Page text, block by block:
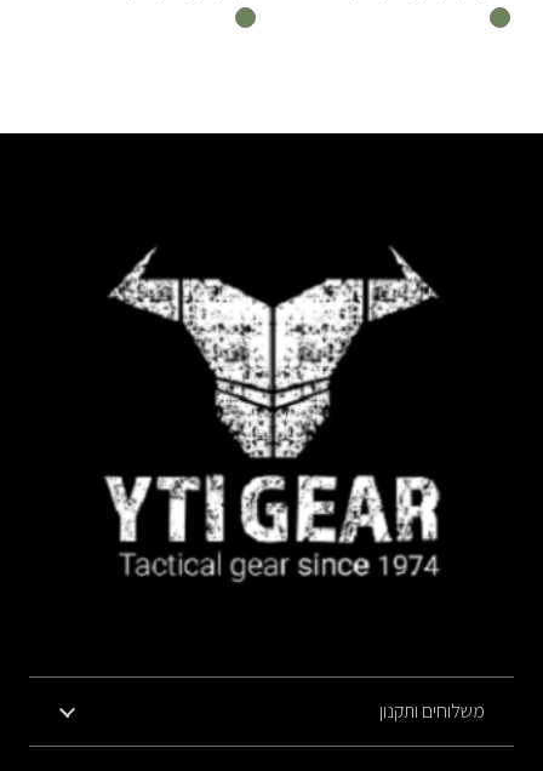
משלוחים ותקנון